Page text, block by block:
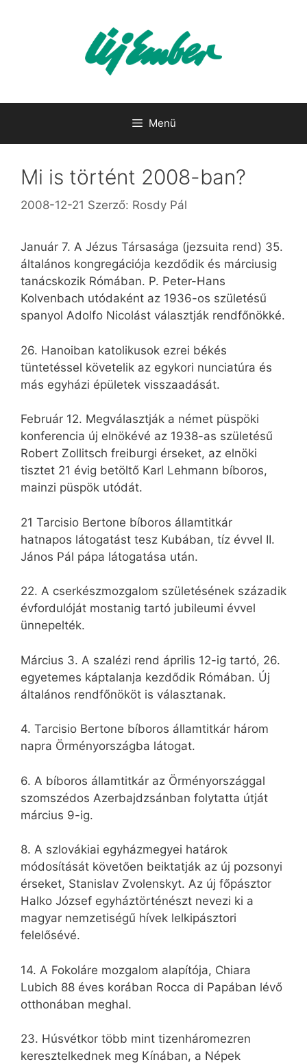
Menü
Mi is történt 2008-ban?
2008-12-21 Szerző: Rosdy Pál
Január 7. A Jézus Társasága (jezsuita rend) 35.
általános kongregációja kezdődik és márciusig
tanácskozik Rómában. P. Peter-Hans
Kolvenbach utódaként az 1936-os születésű
spanyol Adolfo Nicolást választják rendfőnökké.
26. Hanoiban katolikusok ezrei békés
tüntetéssel követelik az egykori nunciatúra és
más egyházi épületek visszaadását.
Február 12. Megválasztják a német püspöki
konferencia új elnökévé az 1938-as születésű
Robert Zollitsch freiburgi érseket, az elnöki
tisztet 21 évig betöltő Karl Lehmann bíboros,
mainzi püspök utódát.
21 Tarcisio Bertone bíboros államtitkár
hatnapos látogatást tesz Kubában, tíz évvel II.
János Pál pápa látogatása után.
22. A cserkészmozgalom születésének századik
évfordulóját mostanig tartó jubileumi évvel
ünnepelték.
Március 3. A szalézi rend április 12-ig tartó, 26.
egyetemes káptalanja kezdődik Rómában. Új
általános rendfőnököt is választanak.
4. Tarcisio Bertone bíboros államtitkár három
napra Örményországba látogat.
6. A bíboros államtitkár az Örményországgal
szomszédos Azerbajdzsánban folytatta útját
március 9-ig.
8. A szlovákiai egyházmegyei határok
módosítását követően beiktatják az új pozsonyi
érseket, Stanislav Zvolenskyt. Az új főpásztor
Halko József egyháztörténészt nevezi ki a
magyar nemzetiségű hívek lelkipásztori
felelősévé.
14. A Fokoláre mozgalom alapítója, Chiara
Lubich 88 éves korában Rocca di Papában lévő
otthonában meghal.
23. Húsvétkor több mint tizenháromezren
keresztelkednek meg Kínában, a Népek